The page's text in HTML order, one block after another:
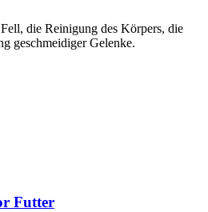
die Reinigung des Körpers, die
geschmeidiger Gelenke.
Futter